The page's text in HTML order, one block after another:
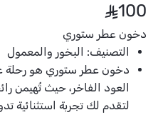
100
دخون عطر ستوري
التصنيف: البخور والمعمول
دخون عطر ستوري هو رحلة
العود الفاخر، حيث تُهيمن
لتقدم لك تجربة استثنائية